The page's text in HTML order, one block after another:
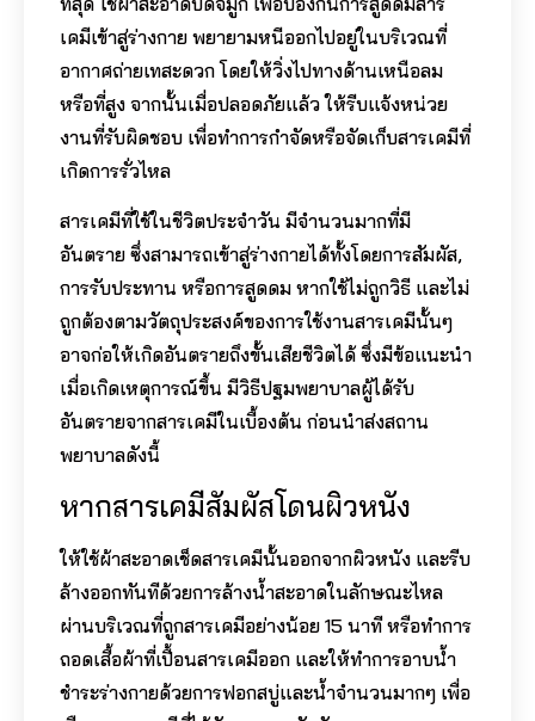
เคมีเข้าสู่ร่างกาย พยายามหนีออกไปอยู่ในบริเวณที่
อากาศถ่ายเทสะดวก โดยให้วิ่งไปทางด้านเหนือลม
หรือที่สูง จากนั้นเมื่อปลอดภัยแล้ว ให้รีบแจ้งหน่วย
งานที่รับผิดชอบ เพื่อทำการกำจัดหรือจัดเก็บสารเคมีที่
เกิดการรั่วไหล
สารเคมีที่ใช้ในชีวิตประจำวัน มีจำนวนมากที่มี
อันตราย ซึ่งสามารถเข้าสู่ร่างกายได้ทั้งโดยการสัมผัส,
การรับประทาน หรือการสูดดม หากใช้ไม่ถูกวิธี และไม่
ถูกต้องตามวัตถุประสงค์ของการใช้งานสารเคมีนั้นๆ
อาจก่อให้เกิดอันตรายถึงขั้นเสียชีวิตได้ ซึ่งมีข้อแนะนำ
เมื่อเกิดเหตุการณ์ขึ้น มีวิธีปฐมพยาบาลผู้ได้รับ
อันตรายจากสารเคมีในเบื้องต้น ก่อนนำส่งสถาน
พยาบาลดังนี้
หากสารเคมีสัมผัสโดนผิวหนัง
ให้ใช้ผ้าสะอาดเช็ดสารเคมีนั้นออกจากผิวหนัง และรีบ
ล้างออกทันทีด้วยการล้างน้ำสะอาดในลักษณะไหล
ผ่านบริเวณที่ถูกสารเคมีอย่างน้อย 15 นาที หรือทำการ
ถอดเสื้อผ้าที่เปื้อนสารเคมีออก และให้ทำการอาบน้ำ
ชำระร่างกายด้วยการฟอกสบู่และน้ำจำนวนมากๆ เพื่อ